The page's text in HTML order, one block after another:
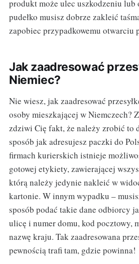
produkt może ulec uszkodzeniu lub
pudełko musisz dobrze zakleić
zapobiec przypadkowemu otwarciu
Jak zaadresować
Niemiec?
Nie wiesz, jak zaadresować
osoby mieszkającej w Niemczech?
zdziwi Cię fakt, że należy zrobić to
sposób jak adresujesz paczki do
firmach kurierskich istnieje
gotowej etykiety, zawierającej
którą należy jedynie nakleić w
kartonie. W innym wypadku –
sposób podać takie dane odbiorcy
ulicę i numer domu, kod pocztowy,
nazwę kraju. Tak zaadresowana
pewnością trafi tam, gdzie powinna!